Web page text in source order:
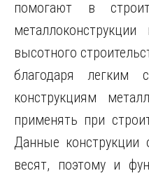
помогают в
высотного
благодаря легким
конструкциям
применять при
Данные
весят, поэтому и